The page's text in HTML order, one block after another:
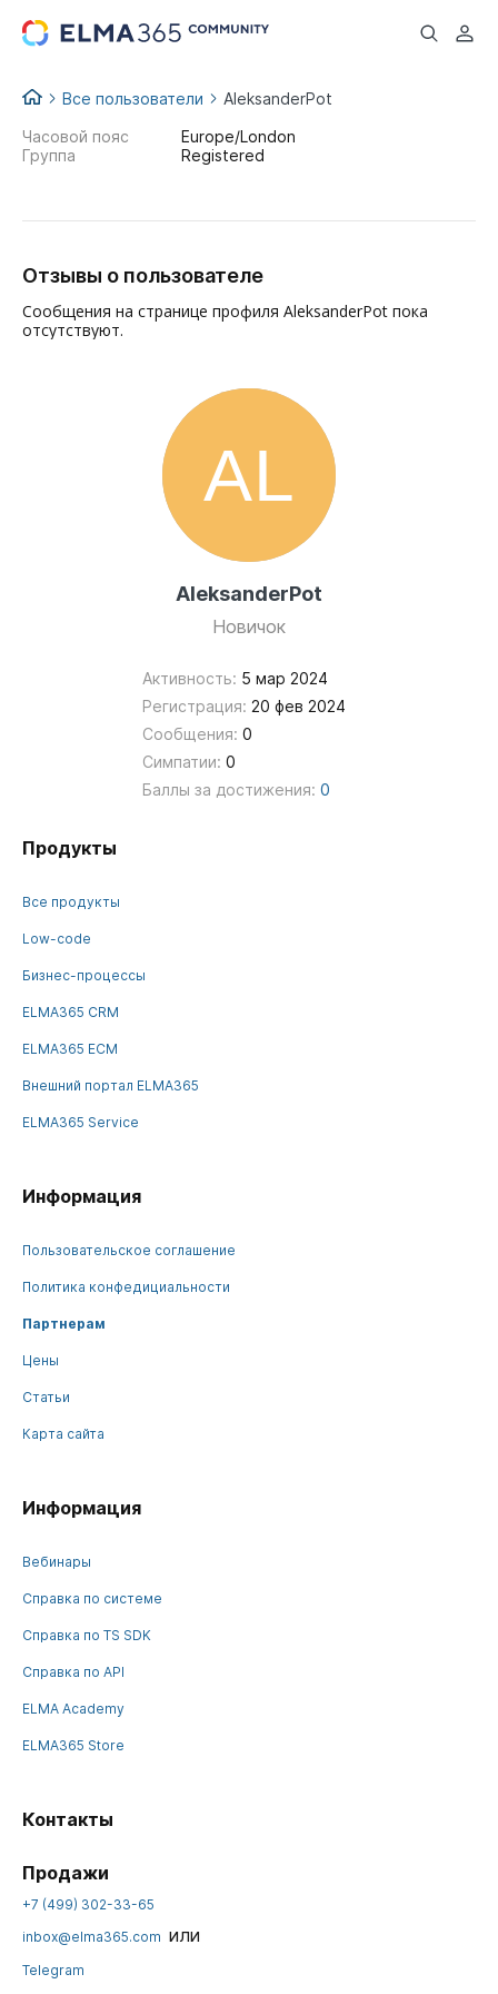
...
Все пользователи AleksanderPot
AleksanderPot
Новичок
Активность: 5 мар 2024
Регистрация: 20 фев 2024
Сообщения: 0
Симпатии: 0
Баллы за достижения: 0
Часовой пояс
Europe/London
Группа
Registered
Отзывы о пользователе
Сообщения на странице профиля AleksanderPot пока
отсутствуют.
Продукты
Все продукты
Low-code
Бизнес-процессы
ELMA365 CRM
ELMA365 ECM
Внешний портал ELMA365
ELMA365 Service
Информация
Пользовательское соглашение
Политика конфедициальности
Партнерам
Цены
Статьи
Карта сайта
Информация
Вебинары
Справка по системе
Справка по TS SDK
Справка по API
ELMA Academy
ELMA365 Store
Контакты
Продажи
+7 (499) 302-33-65
inbox@elma365.com или
Telegram